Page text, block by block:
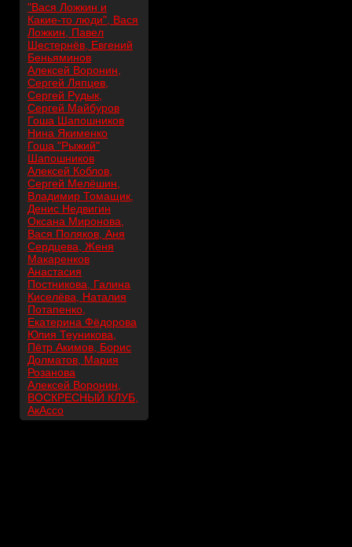
"Вася Ложкин и
Какие-то люди", Вася
Ложкин, Павел
Шестернёв, Евгений
Беньяминов
Алексей Воронин,
Сергей Ляпцев,
Сергей Рудык,
Сергей Майбуров
Гоша Шапошников
Нина Якименко
Гоша "Рыжий"
Шапошников
Алексей Коблов,
Сергей Мелёшин,
Владимир Томащик,
Денис Недвигин
Оксана Миронова,
Вася Поляков, Аня
Сердцева, Женя
Макаренков
Анастасия
Постникова, Галина
Киселёва, Наталия
Потапенко,
Екатерина Фёдорова
Юлия Теуникова,
Пётр Акимов, Борис
Долматов, Мария
Розанова
Алексей Воронин,
ВОСКРЕСНЫЙ КЛУБ,
АкАссо